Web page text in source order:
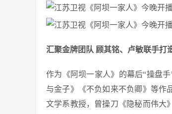
汇聚金牌团队 顾其铭、卢敏联手打
作为《阿坝一家人》的幕后“操盘
与金子》《不负如来不负卿》等作
文学系教授，曾操刀《隐秘而伟大